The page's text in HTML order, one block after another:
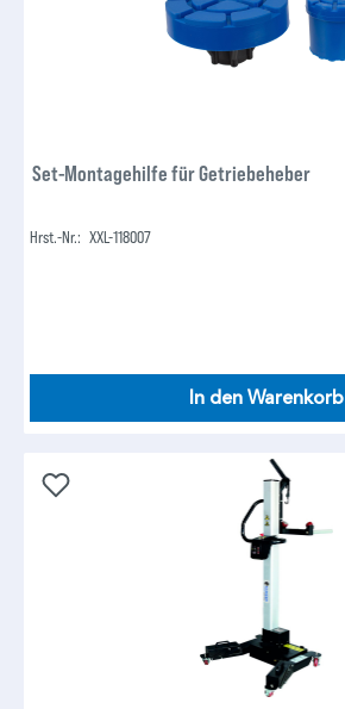
Set-Montagehilfe für Getriebeheber
Hrst.-Nr.: XXL-118007
In den Warenkorb